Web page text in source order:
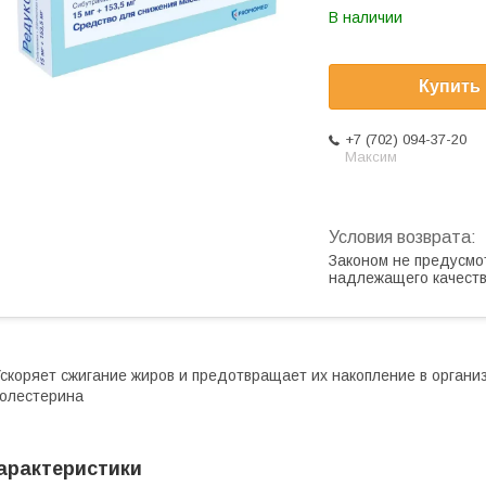
В наличии
Купить
+7 (702) 094-37-20
Максим
Законом не
надлежащего
сжигание жиров и предотвращает их накопление в